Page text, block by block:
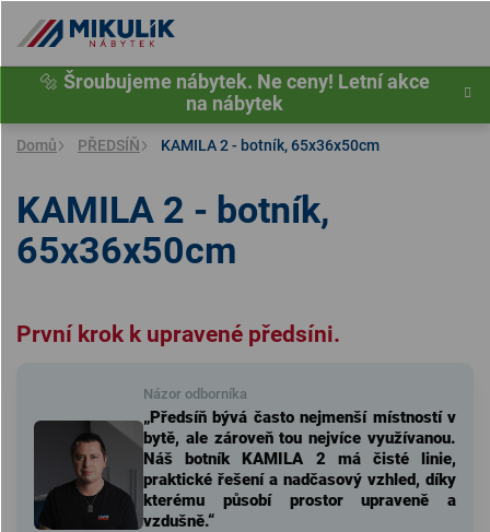
obsah
🔩 Šroubujeme nábytek. Ne ceny! Letní akce
na nábytek
Domů PŘEDSÍŇ KAMILA 2 - botník, 65x36x50cm
První krok k upravené předsíni.
Názor odborníka
„Předsíň bývá často nejmenší místností v
bytě, ale zároveň tou nejvíce využívanou.
Náš botník KAMILA 2 má čisté linie,
praktické řešení a nadčasový vzhled, díky
kterému působí prostor upraveně a
vzdušně.“
KAMILA 2 - botník,
65x36x50cm